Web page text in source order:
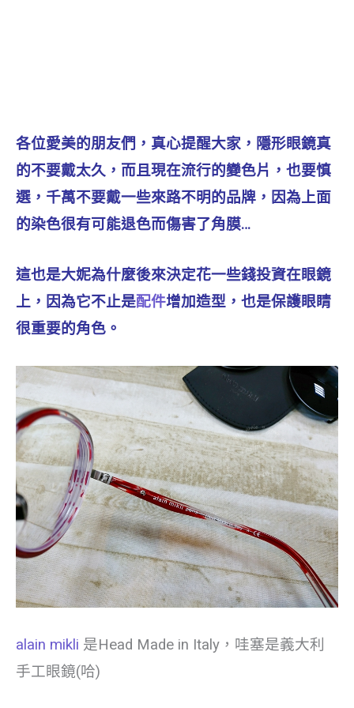
各位愛美的朋友們，真心提醒大家，隱形眼鏡真
的不要戴太久，而且現在流行的變色片，也要慎
選，千萬不要戴一些來路不明的品牌，因為上面
的染色很有可能退色而傷害了角膜…
這也是大妮為什麼後來決定花一些錢投資在眼鏡
上，因為它不止是配件增加造型，也是保護眼睛
很重要的角色。
alain mikli 是Head Made in Italy，哇塞是義大利
手工眼鏡(哈)